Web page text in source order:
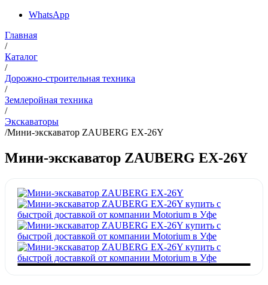
WhatsApp
Главная
/
Каталог
/
Дорожно-строительная техника
/
Землеройная техника
/
Экскаваторы
/Мини-экскаватор ZAUBERG EX-26Y
Мини-экскаватор ZAUBERG EX-26Y